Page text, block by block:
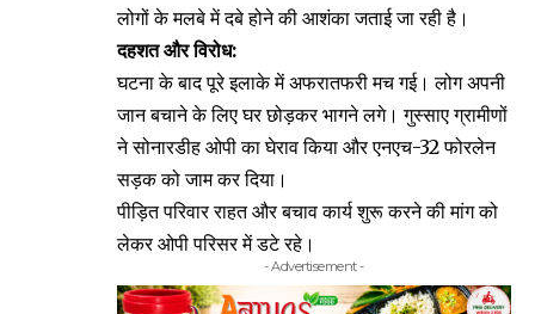
लोगों के मलबे में दबे होने की आशंका जताई जा रही है।
दहशत और विरोध:
घटना के बाद पूरे इलाके में अफरातफरी मच गई। लोग अपनी
जान बचाने के लिए घर छोड़कर भागने लगे। गुस्साए ग्रामीणों
ने सोनारडीह ओपी का घेराव किया और एनएच-32 फोरलेन
सड़क को जाम कर दिया।
पीड़ित परिवार राहत और बचाव कार्य शुरू करने की मांग को
लेकर ओपी परिसर में डटे रहे।
- Advertisement -